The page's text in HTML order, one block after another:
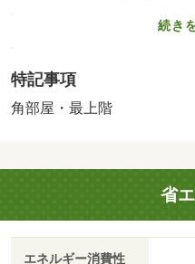
３，３００円～・維持費等
／月・サポート（火災保険
続き
特記事項
角部屋・最上階
省
エネルギー消費性